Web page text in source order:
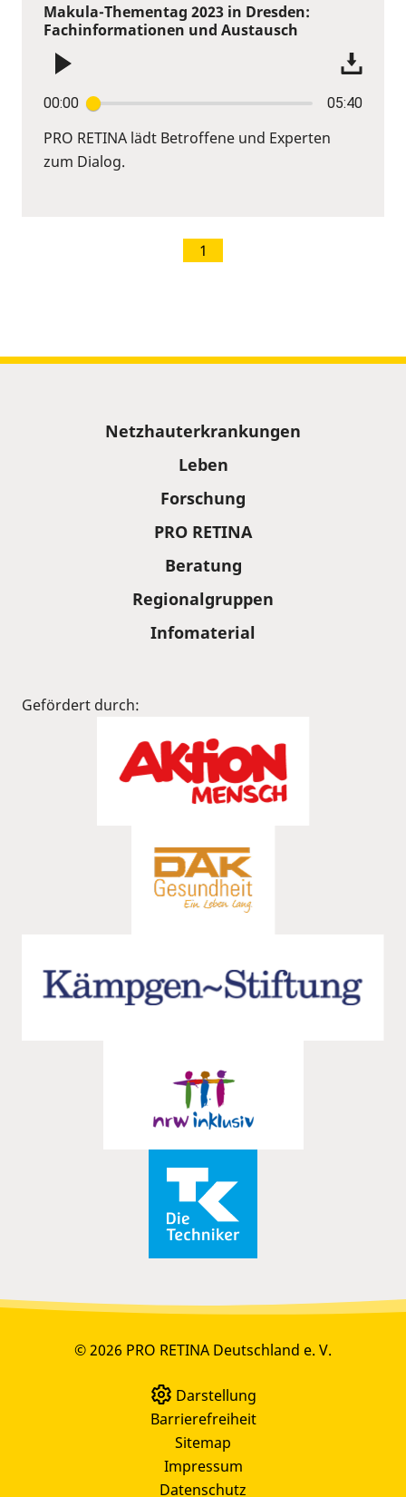
Makula-Thementag 2023 in Dresden:
Fachinformationen und Austausch
00:00 05:40
PRO RETINA lädt Betroffene und Experten
zum Dialog.
1
Netzhauterkrankungen
Leben
Forschung
PRO RETINA
Beratung
Regionalgruppen
Infomaterial
Gefördert durch:
© 2026 PRO RETINA Deutschland e. V.
Darstellung
Barrierefreiheit
Sitemap
Impressum
Datenschutz